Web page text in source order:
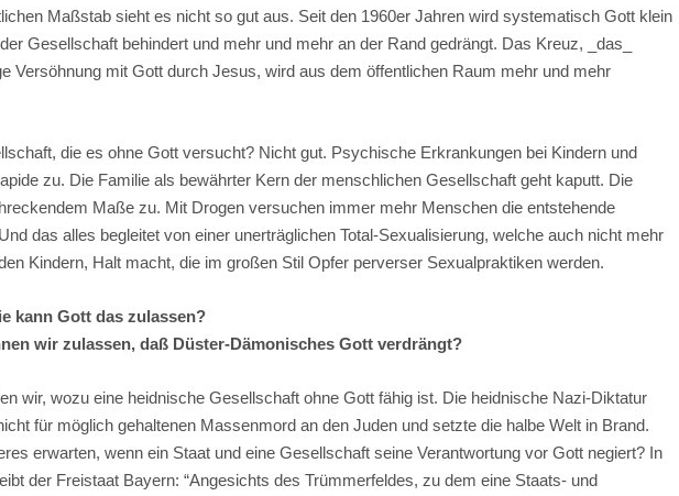
Maßstab sieht es nicht so gut aus. Seit den 1960er Jahren wird systematisch Gott klein
Gesellschaft behindert und mehr und mehr an der Rand gedrängt. Das Kreuz, _das_
Versöhnung mit Gott durch Jesus, wird aus dem öffentlichen Raum mehr und mehr
die es ohne Gott versucht? Nicht gut. Psychische Erkrankungen bei Kindern und
zu. Die Familie als bewährter Kern der menschlichen Gesellschaft geht kaputt. Die
Maße zu. Mit Drogen versuchen immer mehr Menschen die entstehende
das alles begleitet von einer unerträglichen Total-Sexualisierung, welche auch nicht mehr
Kindern, Halt macht, die im großen Stil Opfer perverser Sexualpraktiken werden.
kann Gott das zulassen?
wir zulassen, daß Düster-Dämonisches Gott verdrängt?
wir, wozu eine heidnische Gesellschaft ohne Gott fähig ist. Die heidnische Nazi-Diktatur
für möglich gehaltenen Massenmord an den Juden und setzte die halbe Welt in Brand.
erwarten, wenn ein Staat und eine Gesellschaft seine Verantwortung vor Gott negiert? In
der Freistaat Bayern: “Angesichts des Trümmerfeldes, zu dem eine Staats- und